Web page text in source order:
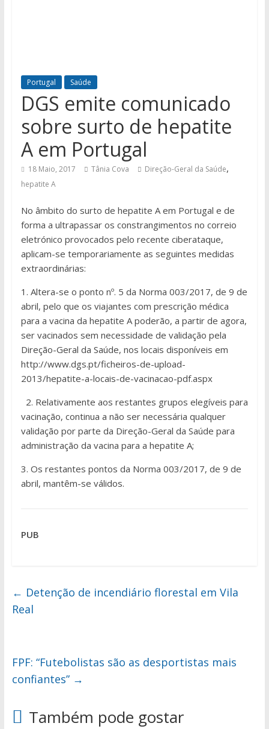
Portugal Saúde
DGS emite comunicado
sobre surto de hepatite
A em Portugal
18 Maio, 2017 Tânia Cova Direção-Geral da Saúde,
hepatite A
No âmbito do surto de hepatite A em Portugal e de
forma a ultrapassar os constrangimentos no correio
eletrónico provocados pelo recente ciberataque,
aplicam-se temporariamente as seguintes medidas
extraordinárias:
1. Altera-se o ponto nº. 5 da Norma 003/2017, de 9 de
abril, pelo que os viajantes com prescrição médica
para a vacina da hepatite A poderão, a partir de agora,
ser vacinados sem necessidade de validação pela
Direção-Geral da Saúde, nos locais disponíveis em
http://www.dgs.pt/ficheiros-de-upload-
2013/hepatite-a-locais-de-vacinacao-pdf.aspx
2. Relativamente aos restantes grupos elegíveis para
vacinação, continua a não ser necessária qualquer
validação por parte da Direção-Geral da Saúde para
administração da vacina para a hepatite A;
3. Os restantes pontos da Norma 003/2017, de 9 de
abril, mantêm-se válidos.
PUB
← Detenção de incendiário florestal em Vila
Real
FPF: “Futebolistas são as desportistas mais
confiantes” →
Também pode gostar